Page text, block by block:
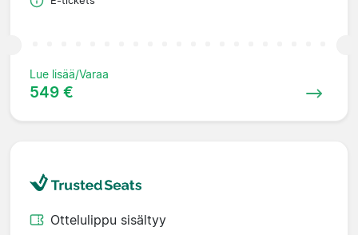
Lue lisää/Varaa
549 €
Ottelulippu sisältyy